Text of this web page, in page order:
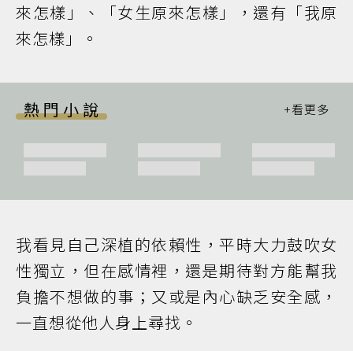
來怎樣」、「女生原來怎樣」，還有「我原
來怎樣」。
熱門小說
我看見自己深植的依賴性，平時大力鼓吹女
性獨立，但在感情裡，還是期待對方能幫我
負擔不想做的事；又或是內心缺乏安全感，
一直想從他人身上尋找。